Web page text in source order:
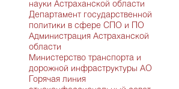
науки Астраханской области
Департамент государственной
политики в сфере СПО и ПО
Администрация Астраханской
области
Министерство транспорта и
дорожной инфраструктуры АО
Горячая линия